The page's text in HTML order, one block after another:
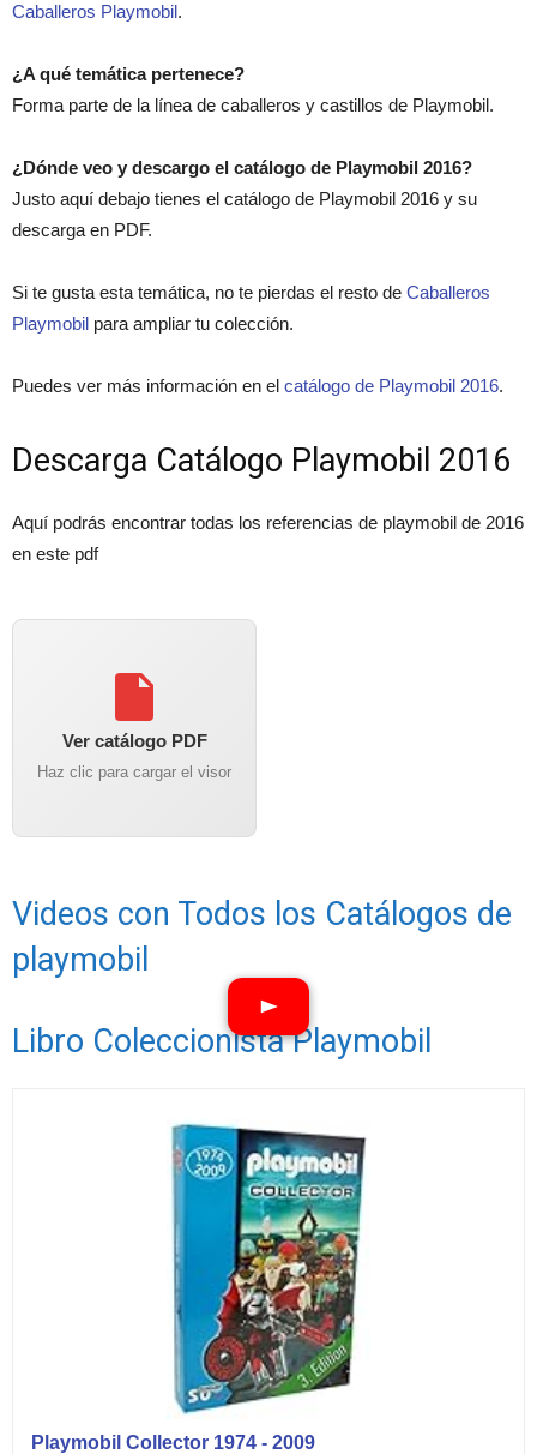
Caballeros Playmobil.
¿A qué temática pertenece?
Forma parte de la línea de caballeros y castillos de Playmobil.
¿Dónde veo y descargo el catálogo de Playmobil 2016?
Justo aquí debajo tienes el catálogo de Playmobil 2016 y su
descarga en PDF.
Si te gusta esta temática, no te pierdas el resto de Caballeros
Playmobil para ampliar tu colección.
Puedes ver más información en el catálogo de Playmobil 2016.
Descarga Catálogo Playmobil 2016
Aquí podrás encontrar todas los referencias de playmobil de 2016
en este pdf
Ver catálogo PDF
Haz clic para cargar el visor
Videos con Todos los Catálogos de
playmobil
Libro Coleccionista Playmobil
Playmobil Collector 1974 - 2009